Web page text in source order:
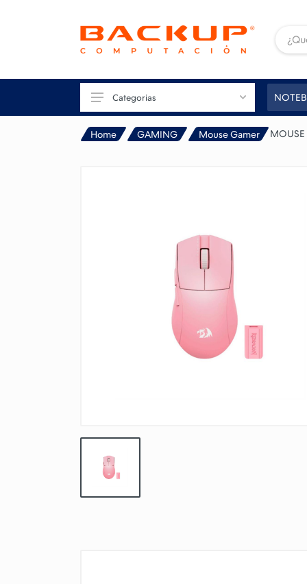
Categorias
Home GAMING Mouse Gamer MOUSE